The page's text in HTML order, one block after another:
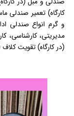
کارگاه) تعمیر صندلی
و گرم انواع صندلی
مدیریتی، کارشناسی،
(در کارگاه) تقویت کلاف